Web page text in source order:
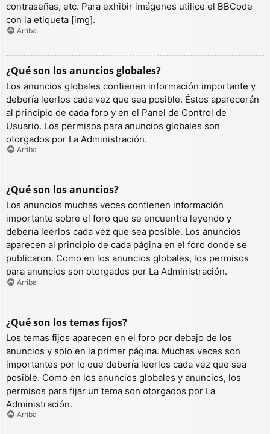
contraseñas, etc. Para exhibir imágenes utilice el BBCode
con la etiqueta [img].
Arriba
¿Qué son los anuncios globales?
Los anuncios globales contienen información importante y
debería leerlos cada vez que sea posible. Éstos aparecerán
al principio de cada foro y en el Panel de Control de
Usuario. Los permisos para anuncios globales son
otorgados por La Administración.
Arriba
¿Qué son los anuncios?
Los anuncios muchas veces contienen información
importante sobre el foro que se encuentra leyendo y
debería leerlos cada vez que sea posible. Los anuncios
aparecen al principio de cada página en el foro donde se
publicaron. Como en los anuncios globales, los permisos
para anuncios son otorgados por La Administración.
Arriba
¿Qué son los temas fijos?
Los temas fijos aparecen en el foro por debajo de los
anuncios y solo en la primer página. Muchas veces son
importantes por lo que debería leerlos cada vez que sea
posible. Como en los anuncios globales y anuncios, los
permisos para fijar un tema son otorgados por La
Administración.
Arriba